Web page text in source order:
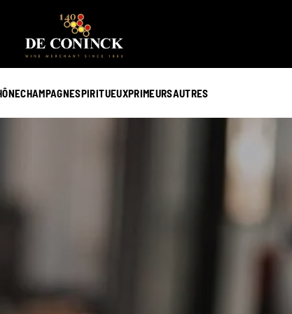
CHAMPAGNESPIRITUEUXPRIMEURSAUTRES